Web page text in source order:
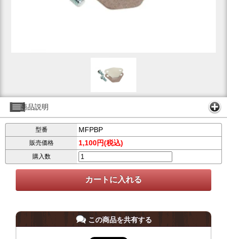
商品説明
型番 MFPBP
販売価格 1,100円(税込)
購入数
この商品を共有する